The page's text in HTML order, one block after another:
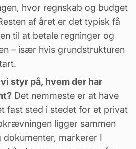
hvor regnskab og budget
af året er det typisk få
til at betale regninger og
– især hvis grundstrukturen
styr på, hvem der har
Det nemmeste er at have
fast sted i stedet for et privat
ligger sammen
markerer I